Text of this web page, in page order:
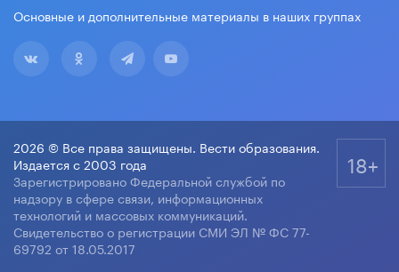
Основные и дополнительные материалы в наших группах
2026 © Все права защищены. Вести образования.
Издается с 2003 года
Зарегистрировано Федеральной службой по
надзору в сфере связи, информационных
технологий и массовых коммуникаций.
Свидетельство о регистрации СМИ ЭЛ № ФС 77-
69792 от 18.05.2017
18+